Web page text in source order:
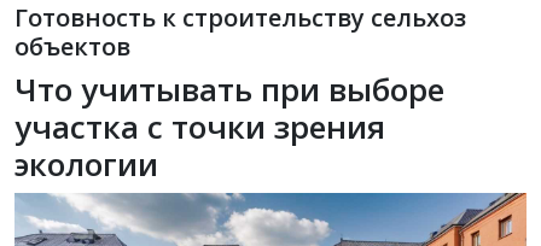
Готовность к строительству сельхоз
объектов
Что учитывать при выборе
участка с точки зрения
экологии